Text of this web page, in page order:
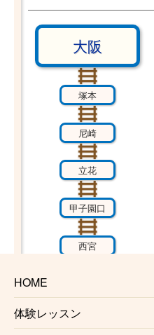
HOME
体験レッスン
大阪
塚本
尼崎
立花
甲子園口
西宮